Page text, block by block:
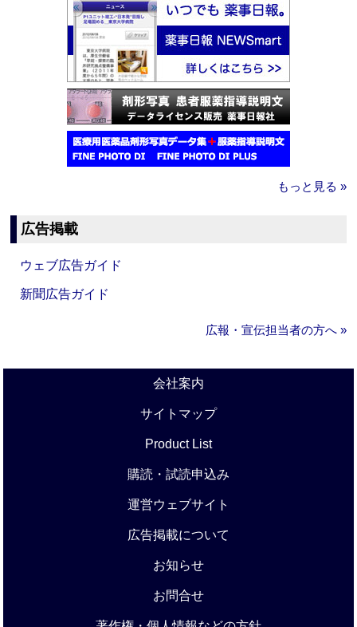
もっと見る »
広告掲載
ウェブ広告ガイド
新聞広告ガイド
広報・宣伝担当者の方へ »
会社案内
サイトマップ
Product List
購読・試読申込み
運営ウェブサイト
広告掲載について
お知らせ
お問合せ